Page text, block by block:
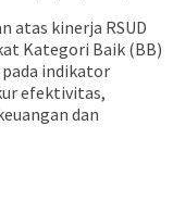
atas kinerja RSUD
Kategori Baik (BB)
pada indikator
efektivitas,
dan